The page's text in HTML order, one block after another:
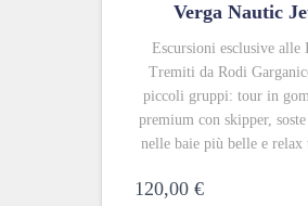
Verga Nautic
Escursioni esclusive alle
Tremiti da Rodi
piccoli gruppi: tour in
premium con skipper,
nelle baie più belle e relax
120,00 €